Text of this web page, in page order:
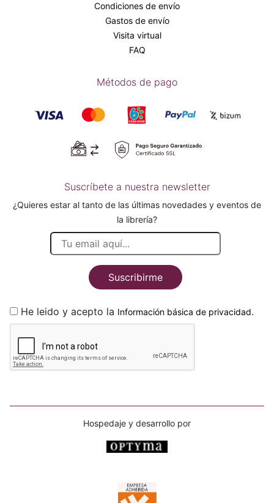
Condiciones de envío
Gastos de envío
Visita virtual
FAQ
Métodos de pago
Suscríbete a nuestra newsletter
¿Quieres estar al tanto de las últimas novedades y eventos de
la librería?
Suscribirme
He leido y acepto la Información básica de privacidad.
Hospedaje y desarrollo por